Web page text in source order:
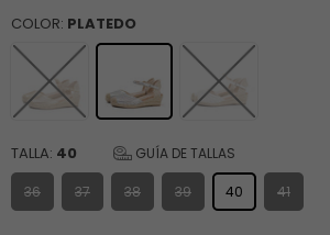
COLOR: PLATEDO
TALLA: 40 GUÍA DE TALLAS
36 37 38 39 40 41